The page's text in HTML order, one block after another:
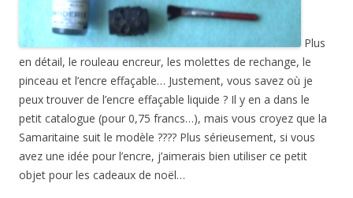
Plus
en détail, le rouleau encreur, les molettes de rechange, le
pinceau et l’encre effaçable… Justement, vous savez où je
peux trouver de l’encre effaçable liquide ? Il y en a dans le
petit catalogue (pour 0,75 francs…), mais vous croyez que la
Samaritaine suit le modèle ???? Plus sérieusement, si vous
avez une idée pour l’encre, j’aimerais bien utiliser ce petit
objet pour les cadeaux de noël…